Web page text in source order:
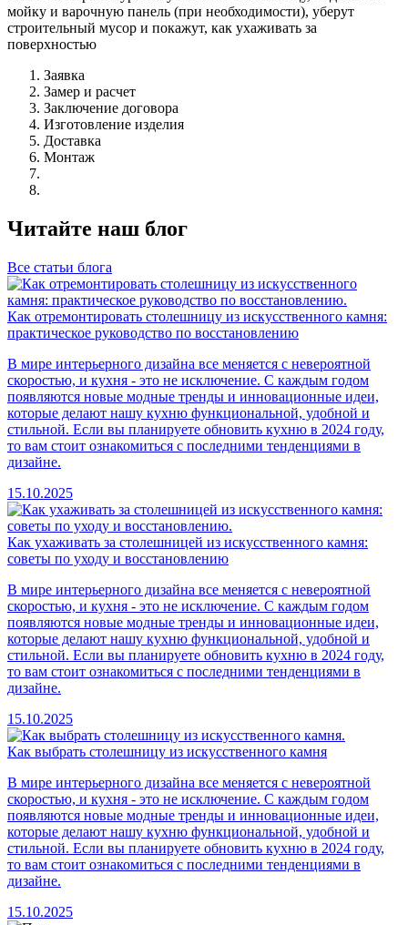
мойку и варочную панель (при необходимости), уберут
строительный мусор и покажут, как ухаживать за
поверхностью
Заявка
Замер и расчет
Заключение договора
Изготовление изделия
Доставка
Монтаж
Читайте наш блог
Все статьи блога
Как отремонтировать столешницу из искусственного камня:
практическое руководство по восстановлению
В мире интерьерного дизайна все меняется с невероятной
скоростью, и кухня - это не исключение. С каждым годом
появляются новые модные тренды и инновационные идеи,
которые делают нашу кухню функциональной, удобной и
стильной. Если вы планируете обновить кухню в 2024 году,
то вам стоит ознакомиться с последними тенденциями в
дизайне.
15.10.2025
Как ухаживать за столешницей из искусственного камня:
советы по уходу и восстановлению
В мире интерьерного дизайна все меняется с невероятной
скоростью, и кухня - это не исключение. С каждым годом
появляются новые модные тренды и инновационные идеи,
которые делают нашу кухню функциональной, удобной и
стильной. Если вы планируете обновить кухню в 2024 году,
то вам стоит ознакомиться с последними тенденциями в
дизайне.
15.10.2025
Как выбрать столешницу из искусственного камня
В мире интерьерного дизайна все меняется с невероятной
скоростью, и кухня - это не исключение. С каждым годом
появляются новые модные тренды и инновационные идеи,
которые делают нашу кухню функциональной, удобной и
стильной. Если вы планируете обновить кухню в 2024 году,
то вам стоит ознакомиться с последними тенденциями в
дизайне.
15.10.2025